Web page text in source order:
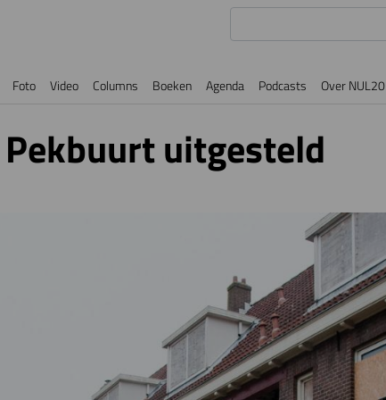
Foto Video Columns Boeken Agenda Podcasts Over NUL20
uitgesteld